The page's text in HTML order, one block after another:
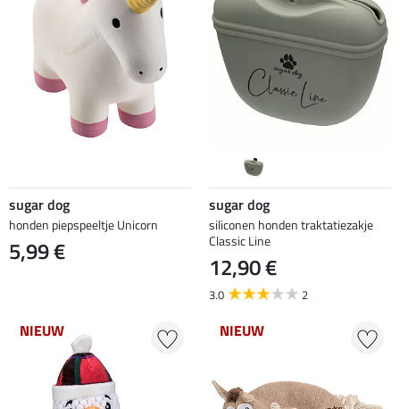
sugar dog
honden piepspeeltje Unicorn
5,99 €
sugar dog
siliconen honden traktatiezakje
Classic Line
12,90 €
3.0 2
NIEUW NIEUW